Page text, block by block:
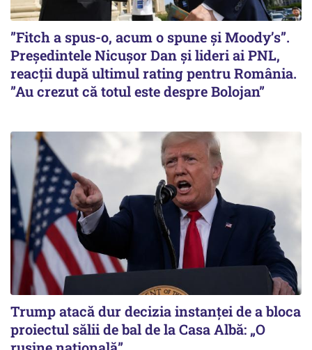
”Fitch a spus-o, acum o spune și Moody’s”.
Președintele Nicușor Dan și lideri ai PNL,
reacții după ultimul rating pentru România.
”Au crezut că totul este despre Bolojan”
Trump atacă dur decizia instanţei de a bloca
proiectul sălii de bal de la Casa Albă: „O